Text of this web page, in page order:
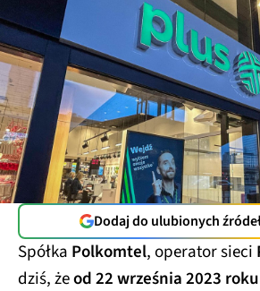
Dodaj do ulubionych
Spółka Polkomtel, operator sieci
dziś, żeod 22 września 2023 roku